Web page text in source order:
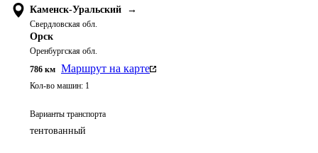
Каменск-Уральский →
Свердловская обл.
Орск
Оренбургская обл.
786 км Маршрут на карте
Кол-во машин: 1
Варианты транспорта
тентованный